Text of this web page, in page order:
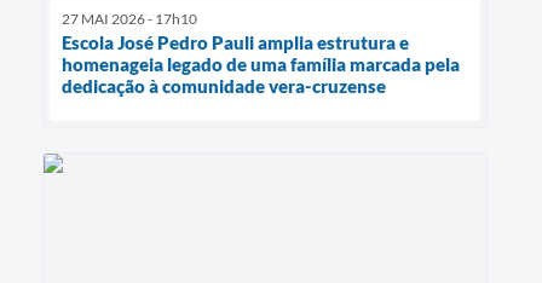
27 MAI 2026 - 17h10
Escola José Pedro Pauli amplia estrutura e
homenageia legado de uma família marcada pela
dedicação à comunidade vera-cruzense